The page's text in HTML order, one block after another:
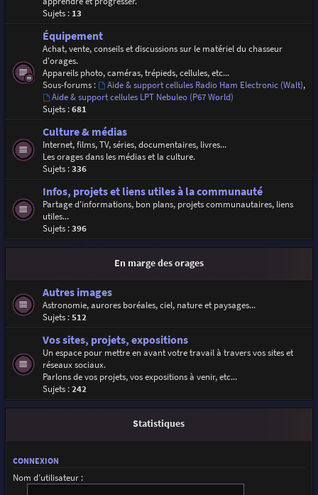
Sujets : 13
Équipement
Achat, vente, conseils et discussions sur le matériel du chasseur
d'orages.
Appareils photo, caméras, trépieds, cellules, etc...
Sous-forums :
Aide & support cellules Radio Ham Electronic (Walt),
Aide & support cellules LPT Nebuleo (P67 World)
Sujets :681
Culture & médias
Internet, films, TV, séries, documentaires, livres...
Les orages dans les médias et la culture.
Sujets :336
Infos, projets et liens utiles à la communauté
Partage d'informations, bon plans, projets communautaires, liens
utiles...
Sujets :396
En marge des orages
Autres images
Astronomie, aurores boréales, ciel, nature et paysages...
Sujets :512
Vos sites, projets, expositions
Un espace pour mettre en avant votre travail à travers vos sites et
réseaux sociaux.
Parlons de vos projets, vos expositions à venir, etc...
Sujets :242
Statistiques
CONNEXION
Nom d’utilisateur :